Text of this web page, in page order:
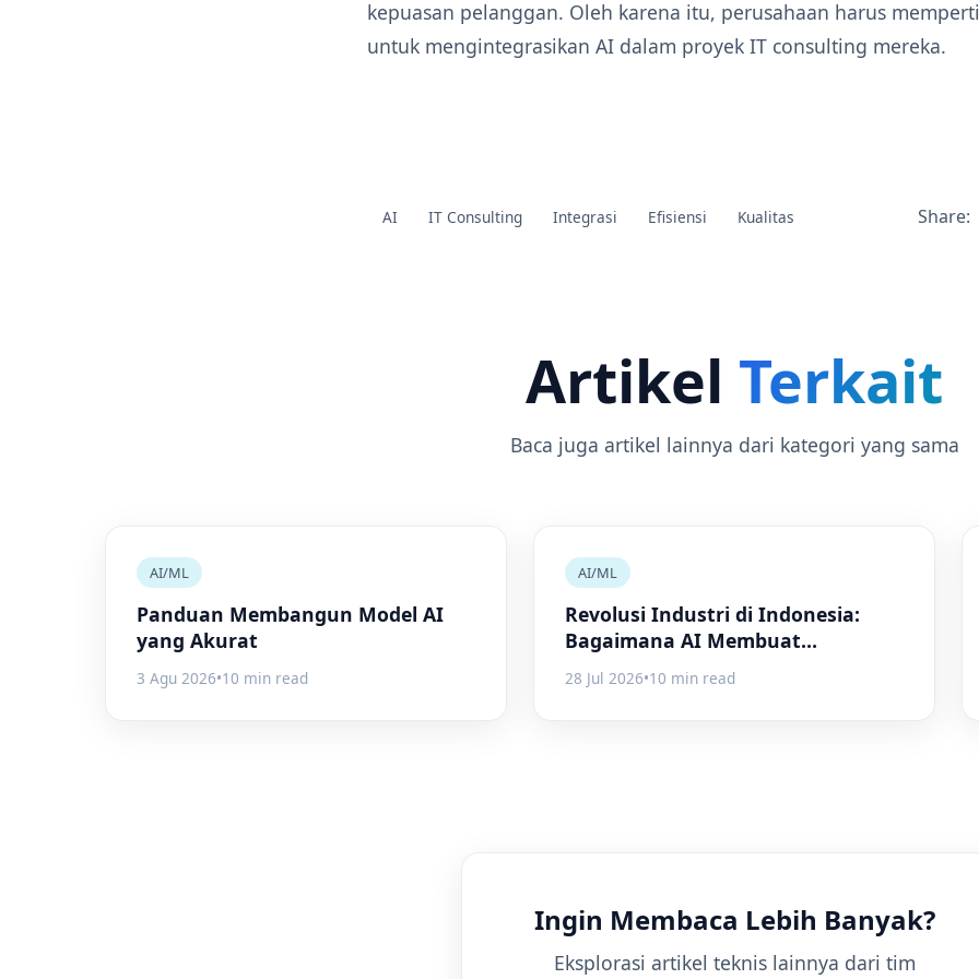
kepuasan pelanggan. Oleh karena itu, perusahaan harus
untuk mengintegrasikan AI dalam proyek IT consulting mereka.
AI IT Consulting Integrasi Efisiensi Kualitas Share:
Artikel Terkait
Baca juga artikel lainnya dari kategori yang sama
AI/ML
Panduan Membangun Model AI
yang Akurat
3 Agu 2026•10 min read
AI/ML
Revolusi Industri di Indonesia:
Bagaimana AI Membuat
Perbedaan
28 Jul 2026•10 min read
Ingin Membaca Lebih Banyak?
Eksplorasi artikel teknis lainnya dari tim